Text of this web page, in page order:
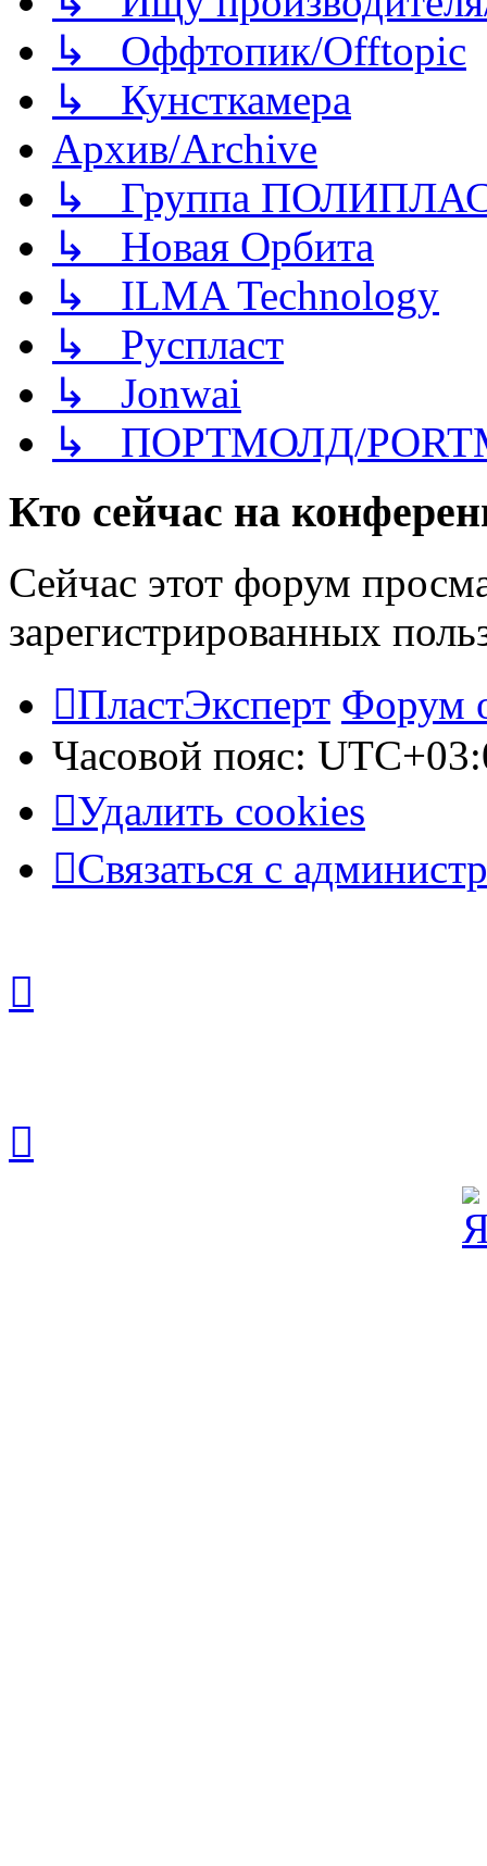
↳ Оффтопик/Offtopic
↳ Кунсткамера
Архив/Archive
↳ Группа
↳ Новая Орбита
↳ ILMA Technology
↳ Руспласт
↳ Jonwai
↳ ПОРТМОЛД/
Кто сейчас на
Сейчас этот форум
зарегистрированных
ПластЭксперт Форум
Часовой пояс:
Удалить cookies
Связаться с